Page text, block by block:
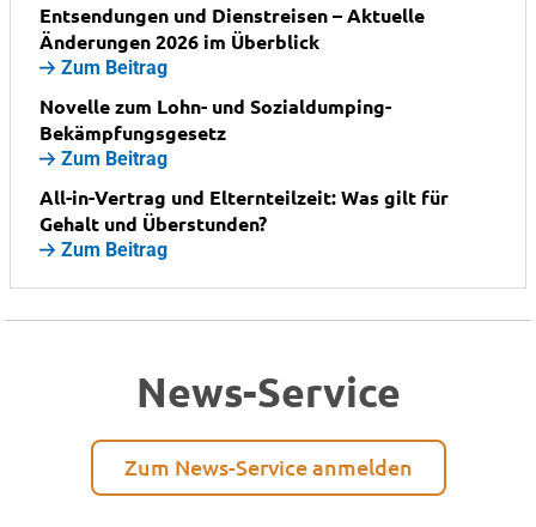
Entsendungen und Dienstreisen – Aktuelle
Änderungen 2026 im Überblick
Zum Beitrag
Novelle zum Lohn- und Sozialdumping-
Bekämpfungsgesetz
Zum Beitrag
All-in-Vertrag und Elternteilzeit: Was gilt für
Gehalt und Überstunden?
Zum Beitrag
News-Service
Zum News-Service anmelden